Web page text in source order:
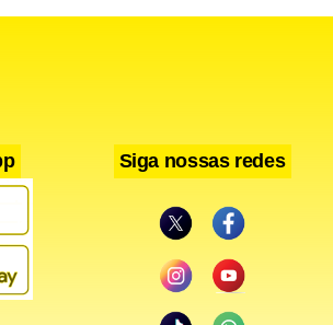
no futebol brasileiro –
Clube – não preocupa Fredson,
no clube do Morumbi. “Existem
na Europa que são
Siga nossas redes